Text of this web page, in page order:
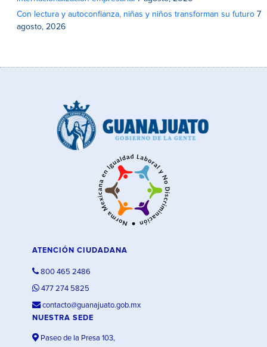
Con lectura y autoconfianza, niñas y niños transforman su futuro 7
agosto, 2026
ATENCIÓN CIUDADANA
800 465 2486
477 274 5825
contacto@guanajuato.gob.mx
NUESTRA SEDE
Paseo de la Presa 103,